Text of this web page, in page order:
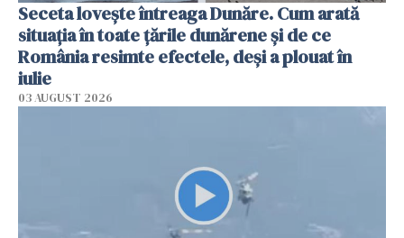
Seceta lovește întreaga Dunăre. Cum arată
situația în toate țările dunărene și de ce
România resimte efectele, deși a plouat în
iulie
03 AUGUST 2026